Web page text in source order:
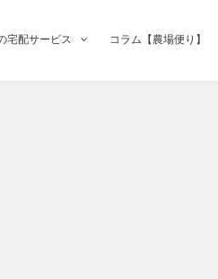
宅配サービス コラム【農場便り】